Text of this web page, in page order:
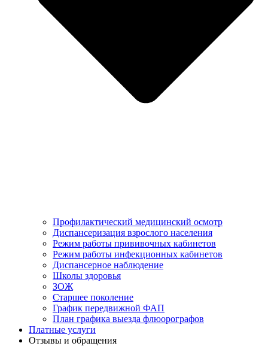
Профилактический медицинский осмотр
Диспансеризация взрослого населения
Режим работы прививочных кабинетов
Режим работы инфекционных кабинетов
Диспансерное наблюдение
Школы здоровья
ЗОЖ
Старшее поколение
График передвижной ФАП
План графика выезда флюорографов
Платные услуги
Отзывы и обращения